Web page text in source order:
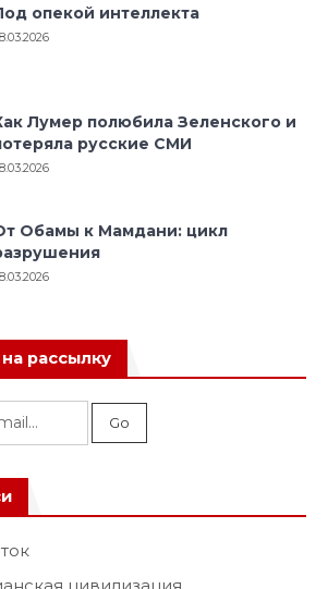
опекой интеллекта
Лумер полюбила Зеленского и
русские СМИ
Обамы к Мамдани: цикл
рассылку